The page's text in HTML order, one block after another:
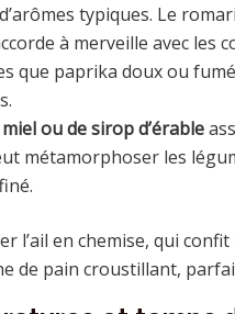
typiques. Le
à merveille avec les
que paprika doux ou
ou de sirop d’érable
métamorphoser les
l’ail en chemise, qui
de pain croustillant,